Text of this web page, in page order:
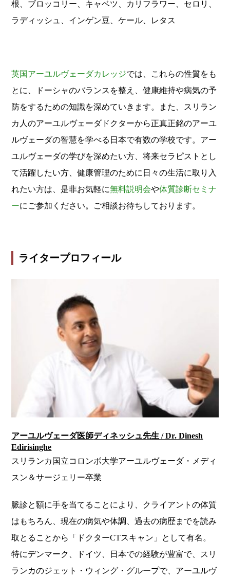
根、ブロッコリー、キャベツ、カリフラワー、セロリ、
ラディッシュ、インゲン豆、ケール、レタス
英国アーユルヴェーダカレッジでは、これらの性質をも
とに、ドーシャのバランスを整え、健康維持や病気の予
防をするための知識を深めていきます。また、スリラン
カ人のアーユルヴェーダドクターから正真正銘のアーユ
ルヴェーダの智慧を学べる日本で有数の学校です。アー
ユルヴェーダの学びを深めたい方、将来セラピストとし
て活躍したい方、健康管理のために日々の生活に取り入
れたい方は、是非お気軽に無料説明会や体質診断セミナ
ーにご参加ください。ご相談お待ちしております。
ライタープロフィール
アーユルヴェーダ医師ディネッシュ先生 / Dr. Dinesh
Edirisinghe
スリランカ国立コロンボ大学アーユルヴェーダ・メディ
スン＆サージェリー卒業
脈診と額に手を当てることにより、クライアントの体質
はもちろん、現在の病気や体調、過去の病歴までを読み
取とることから「ドクターCTスキャン」として有名。
特にデンマーク、ドイツ、日本での経験が豊富で、スリ
ランカのジェット・ウィング・グループで、アーユルヴ